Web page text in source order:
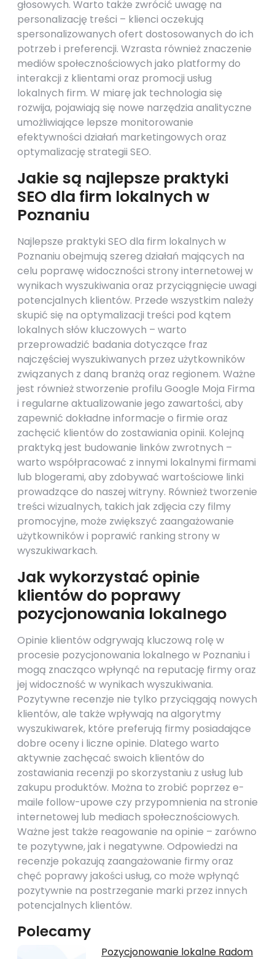
głosowych. Warto także zwrócić uwagę na
personalizację treści – klienci oczekują
spersonalizowanych ofert dostosowanych do ich
potrzeb i preferencji. Wzrasta również znaczenie
mediów społecznościowych jako platformy do
interakcji z klientami oraz promocji usług
lokalnych firm. W miarę jak technologia się
rozwija, pojawiają się nowe narzędzia analityczne
umożliwiające lepsze monitorowanie
efektywności działań marketingowych oraz
optymalizację strategii SEO.
Jakie są najlepsze praktyki
SEO dla firm lokalnych w
Poznaniu
Najlepsze praktyki SEO dla firm lokalnych w
Poznaniu obejmują szereg działań mających na
celu poprawę widoczności strony internetowej w
wynikach wyszukiwania oraz przyciągnięcie uwagi
potencjalnych klientów. Przede wszystkim należy
skupić się na optymalizacji treści pod kątem
lokalnych słów kluczowych – warto
przeprowadzić badania dotyczące fraz
najczęściej wyszukiwanych przez użytkowników
związanych z daną branżą oraz regionem. Ważne
jest również stworzenie profilu Google Moja Firma
i regularne aktualizowanie jego zawartości, aby
zapewnić dokładne informacje o firmie oraz
zachęcić klientów do zostawiania opinii. Kolejną
praktyką jest budowanie linków zwrotnych –
warto współpracować z innymi lokalnymi firmami
lub blogerami, aby zdobywać wartościowe linki
prowadzące do naszej witryny. Również tworzenie
treści wizualnych, takich jak zdjęcia czy filmy
promocyjne, może zwiększyć zaangażowanie
użytkowników i poprawić ranking strony w
wyszukiwarkach.
Jak wykorzystać opinie
klientów do poprawy
pozycjonowania lokalnego
Opinie klientów odgrywają kluczową rolę w
procesie pozycjonowania lokalnego w Poznaniu i
mogą znacząco wpłynąć na reputację firmy oraz
jej widoczność w wynikach wyszukiwania.
Pozytywne recenzje nie tylko przyciągają nowych
klientów, ale także wpływają na algorytmy
wyszukiwarek, które preferują firmy posiadające
dobre oceny i liczne opinie. Dlatego warto
aktywnie zachęcać swoich klientów do
zostawiania recenzji po skorzystaniu z usług lub
zakupu produktów. Można to zrobić poprzez e-
maile follow-upowe czy przypomnienia na stronie
internetowej lub mediach społecznościowych.
Ważne jest także reagowanie na opinie – zarówno
te pozytywne, jak i negatywne. Odpowiedzi na
recenzje pokazują zaangażowanie firmy oraz
chęć poprawy jakości usług, co może wpłynąć
pozytywnie na postrzeganie marki przez innych
potencjalnych klientów.
Polecamy
Pozycjonowanie lokalne Radom